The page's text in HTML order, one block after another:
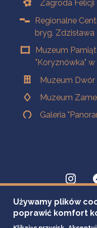
Zagroda Felicji
Regionalne
bryg. Zdzisława
Muzeum
"Koryznówka"
Muzeum Dwór
Muzeum
Galeria
Używamy plików
poprawić komfort